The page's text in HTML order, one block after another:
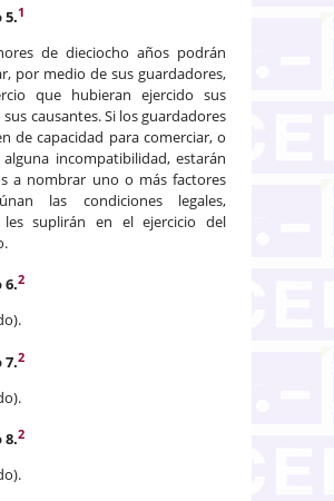
1
de dieciocho años podrán
por medio de sus guardadores,
que hubieran ejercido sus
sus causantes. Si los guardadores
de capacidad para comerciar, o
incompatibilidad, estarán
a nombrar uno o más factores
las condiciones legales,
les suplirán en el ejercicio del
2
2
2